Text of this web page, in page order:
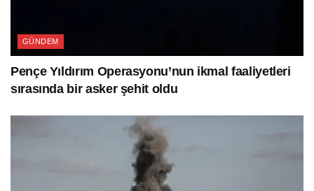
GÜNDEM
Pençe Yıldırım Operasyonu’nun ikmal faaliyetleri
sırasında bir asker şehit oldu